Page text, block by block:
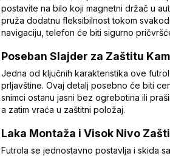
postavite na bilo koji magnetni držač u
pruža dodatnu fleksibilnost tokom
navigaciju, telefon će biti sigurno
Poseban Slajder za Zaštitu
Jedna od ključnih karakteristika ove
prljavštine. Ovaj detalj posebno će biti
snimci ostanu jasni bez ogrebotina ili
a zatim vraća u zaštitni položaj.
Laka Montaža i Visok Nivo
Futrola se jednostavno postavlja i skida